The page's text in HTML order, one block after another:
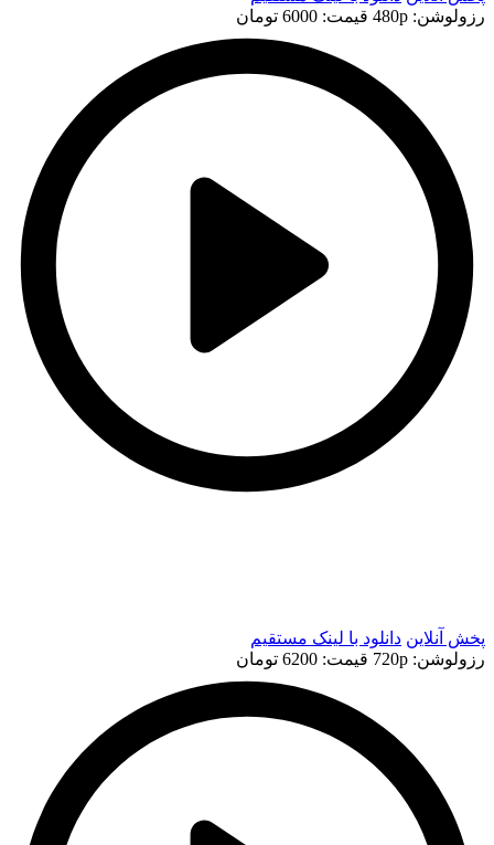
رزولوشن: 480p
قيمت: 6000 تومان
پخش آنلاین دانلود با لينک مستقيم
رزولوشن: 720p
قيمت: 6200 تومان